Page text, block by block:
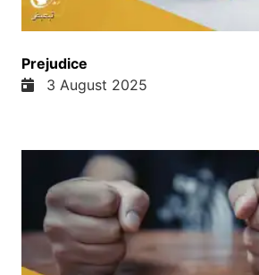
Prejudice
3 August 2025